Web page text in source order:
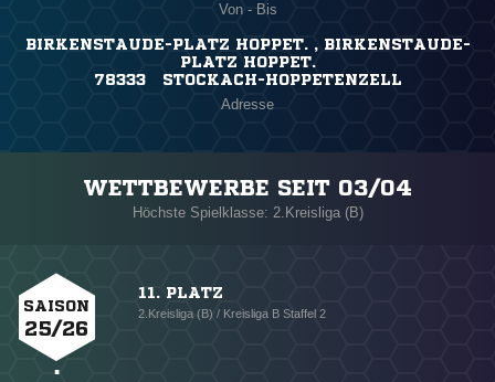
Von - Bis
BIRKENSTAUDE-PLATZ HOPPET. , BIRKENSTAUDE-
PLATZ HOPPET.
78333 STOCKACH-HOPPETENZELL
Adresse
WETTBEWERBE SEIT 03/04
Höchste Spielklasse: 2.Kreisliga (B)
SAISON
25/26
11. PLATZ
2.Kreisliga (B) / Kreisliga B Staffel 2